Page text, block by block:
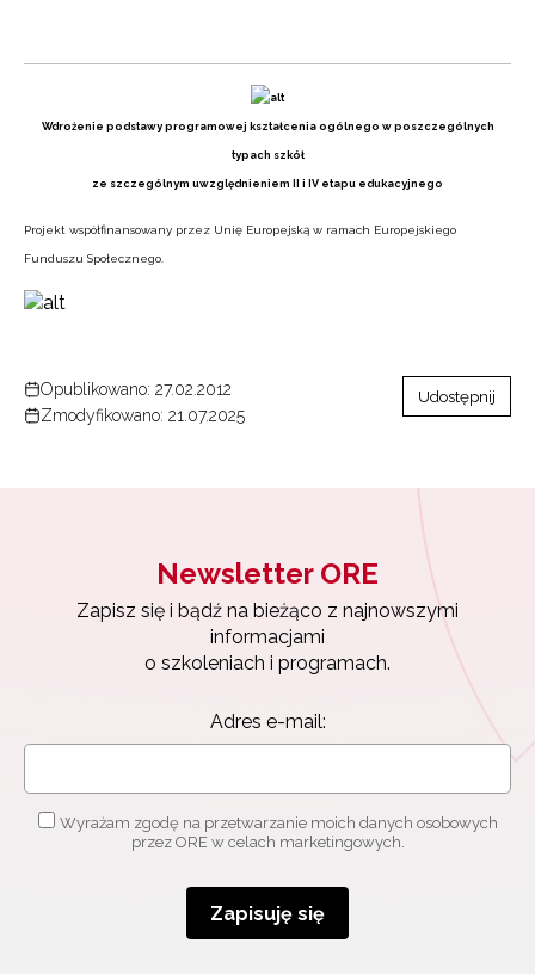
Wdrożenie podstawy programowej kształcenia ogólnego w poszczególnych
typach szkół
ze szczególnym uwzględnieniem II i IV etapu edukacyjnego
Projekt współfinansowany przez Unię Europejską w ramach Europejskiego
Funduszu Społecznego.
Opublikowano: 27.02.2012
Zmodyfikowano: 21.07.2025
Udostępnij
Newsletter ORE
Zapisz się i bądź na bieżąco z najnowszymi
informacjami
o szkoleniach i programach.
Adres e-mail:
Wyrażam zgodę na przetwarzanie moich danych osobowych
przez ORE w celach marketingowych.
Zapisuję się